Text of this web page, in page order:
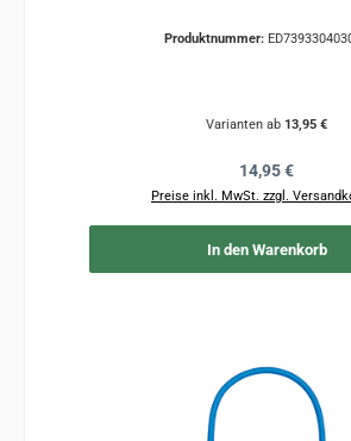
Produktnummer:
Varianten ab 13,95 €
Regulärer Preis:
14,95 €
Preise inkl. MwSt. zzgl.
In den Warenkorb